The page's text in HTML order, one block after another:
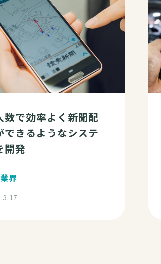
数で効率よく新聞配
できるようなシステ
開発
界